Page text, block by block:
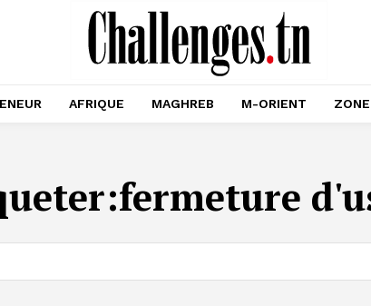
AFRIQUE MAGHREB M-ORIENT
fermeture